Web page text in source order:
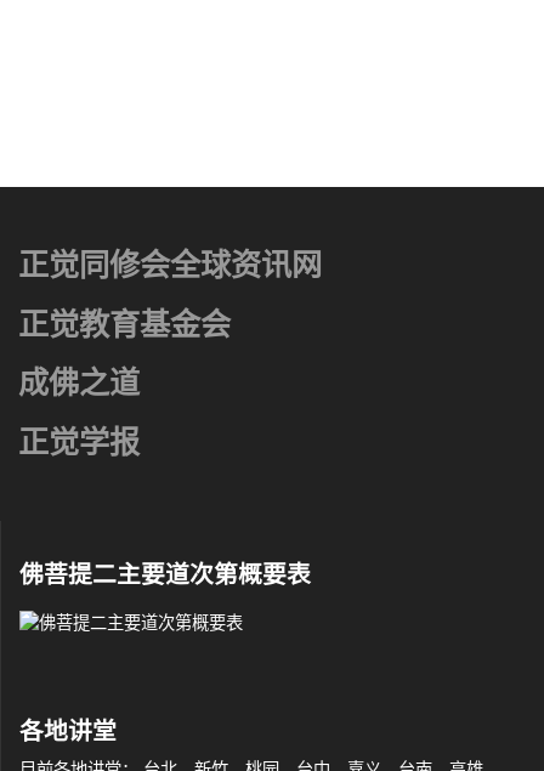
正觉同修会全球资讯网
正觉教育基金会
成佛之道
正觉学报
佛菩提二主要道次第概要表
各地讲堂